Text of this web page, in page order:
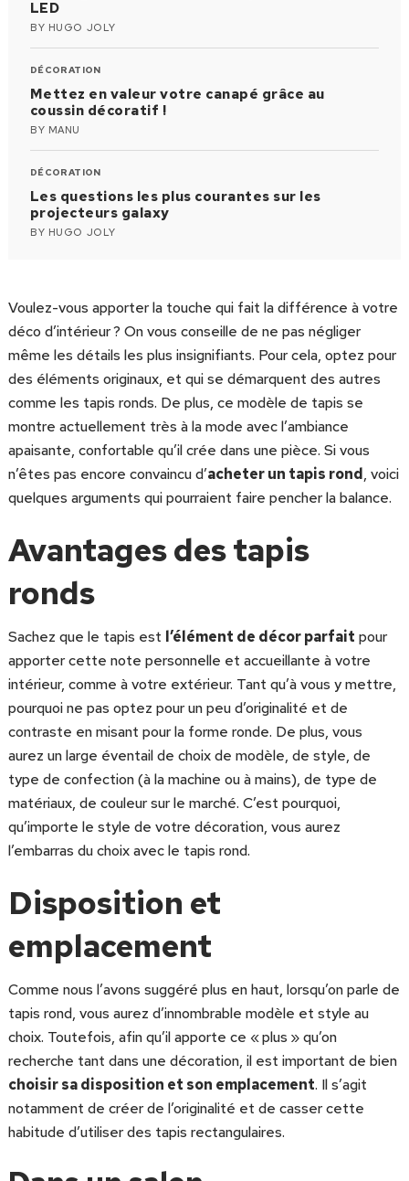
LED
BY HUGO JOLY
DÉCORATION
Mettez en valeur votre canapé grâce au
coussin décoratif !
BY MANU
DÉCORATION
Les questions les plus courantes sur les
projecteurs galaxy
BY HUGO JOLY
Voulez-vous apporter la touche qui fait la différence à votre
déco d’intérieur ? On vous conseille de ne pas négliger
même les détails les plus insignifiants. Pour cela, optez pour
des éléments originaux, et qui se démarquent des autres
comme les tapis ronds. De plus, ce modèle de tapis se
montre actuellement très à la mode avec l’ambiance
apaisante, confortable qu’il crée dans une pièce. Si vous
n’êtes pas encore convaincu d’acheter un tapis rond, voici
quelques arguments qui pourraient faire pencher la balance.
Avantages des tapis
ronds
Sachez que le tapis est l’élément de décor parfait pour
apporter cette note personnelle et accueillante à votre
intérieur, comme à votre extérieur. Tant qu’à vous y mettre,
pourquoi ne pas optez pour un peu d’originalité et de
contraste en misant pour la forme ronde. De plus, vous
aurez un large éventail de choix de modèle, de style, de
type de confection (à la machine ou à mains), de type de
matériaux, de couleur sur le marché. C’est pourquoi,
qu’importe le style de votre décoration, vous aurez
l’embarras du choix avec le tapis rond.
Disposition et
emplacement
Comme nous l’avons suggéré plus en haut, lorsqu’on parle de
tapis rond, vous aurez d’innombrable modèle et style au
choix. Toutefois, afin qu’il apporte ce « plus » qu’on
recherche tant dans une décoration, il est important de bien
choisir sa disposition et son emplacement. Il s’agit
notamment de créer de l’originalité et de casser cette
habitude d’utiliser des tapis rectangulaires.